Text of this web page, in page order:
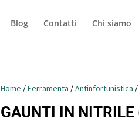
Blog Contatti Chi siamo
Home /Ferramenta /Antinfortunistica /
GAUNTI IN NITRILE